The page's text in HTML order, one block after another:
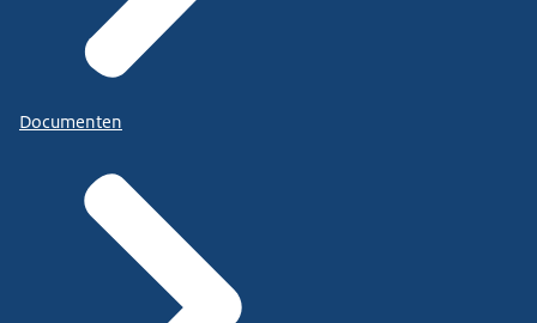
Documenten